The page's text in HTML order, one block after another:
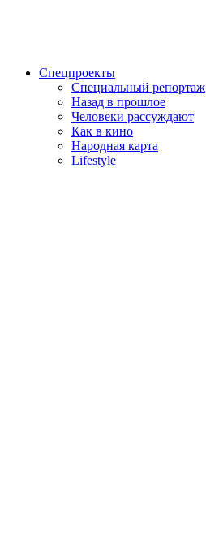
Спецпроекты
Специальный репортаж
Назад в прошлое
Человеки рассуждают
Как в кино
Народная карта
Lifestyle